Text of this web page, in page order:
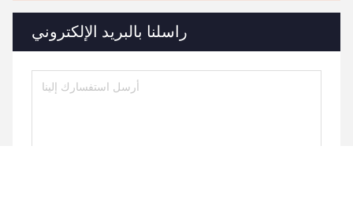
راسلنا بالبريد الإلكتروني